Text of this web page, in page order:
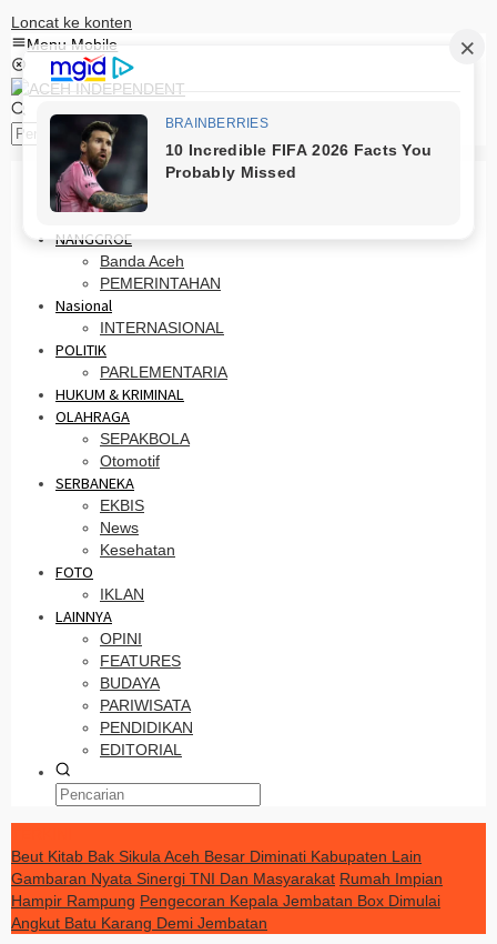
Loncat ke konten
Menu Mobile
HOME
PRO OTONOMI
NANGGROE
Banda Aceh
PEMERINTAHAN
Nasional
INTERNASIONAL
POLITIK
PARLEMENTARIA
HUKUM & KRIMINAL
OLAHRAGA
SEPAKBOLA
Otomotif
SERBANEKA
EKBIS
News
Kesehatan
FOTO
IKLAN
LAINNYA
OPINI
FEATURES
BUDAYA
PARIWISATA
PENDIDIKAN
EDITORIAL
Beut Kitab Bak Sikula Aceh Besar Diminati Kabupaten Lain
Gambaran Nyata Sinergi TNI Dan Masyarakat Rumah Impian
Hampir Rampung Pengecoran Kepala Jembatan Box Dimulai
Angkut Batu Karang Demi Jembatan